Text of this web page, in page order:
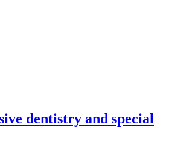
dentistry and special